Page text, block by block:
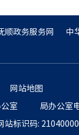
顺政务服务网 中
网站地图
室
局办公室
站标识码: